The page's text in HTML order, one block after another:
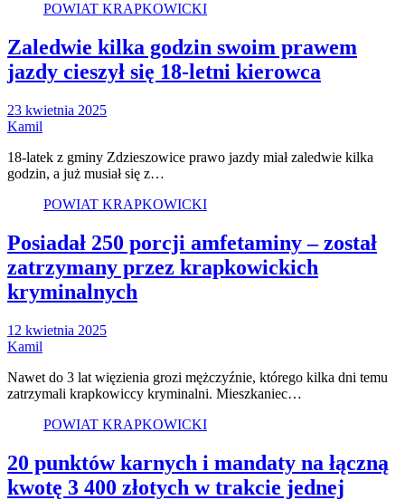
POWIAT KRAPKOWICKI
Zaledwie kilka godzin swoim prawem
jazdy cieszył się 18-letni kierowca
23 kwietnia 2025
Kamil
18-latek z gminy Zdzieszowice prawo jazdy miał zaledwie kilka
godzin, a już musiał się z…
POWIAT KRAPKOWICKI
Posiadał 250 porcji amfetaminy – został
zatrzymany przez krapkowickich
kryminalnych
12 kwietnia 2025
Kamil
Nawet do 3 lat więzienia grozi mężczyźnie, którego kilka dni temu
zatrzymali krapkowiccy kryminalni. Mieszkaniec…
POWIAT KRAPKOWICKI
20 punktów karnych i mandaty na łączną
kwotę 3 400 złotych w trakcie jednej